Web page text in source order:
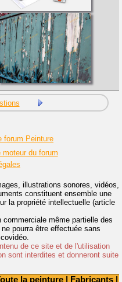
la peinture | Fabricants |
forum Peinture
moteur du forum
illustrations sonores, vidéos,
constituent ensemble une
la propriété intellectuelle (article
même partielle des
pourra être effectuée sans
de ce site et de l'utilisation
sont interdites et donneront suite